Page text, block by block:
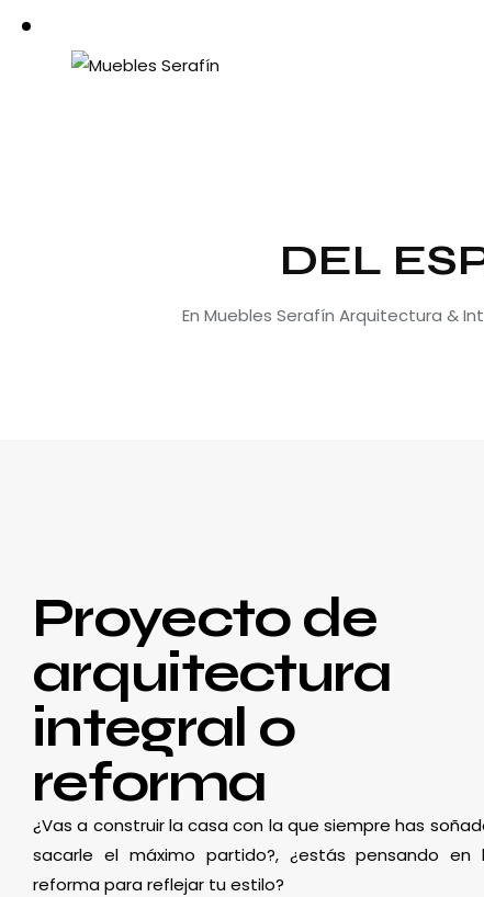
DEL
En Muebles Serafín Arquitectura &
Proyecto de
arquitectura
integral o
reforma
¿Vas a construir la casa con la que siempre has
sacarle el máximo partido?, ¿estás pensando en
reforma para reflejar tu estilo?